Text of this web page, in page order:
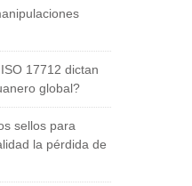
17712 dictan
global?
sellos para
la pérdida de